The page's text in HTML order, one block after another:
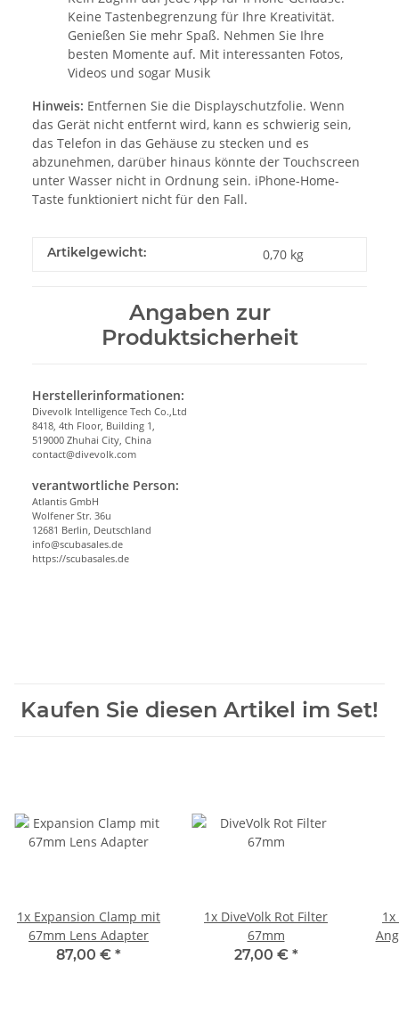
Keine Tastenbegrenzung für Ihre Kreativität.
Genießen Sie mehr Spaß. Nehmen Sie Ihre
besten Momente auf. Mit interessanten Fotos,
Videos und sogar Musik
Hinweis: Entfernen Sie die Displayschutzfolie. Wenn
das Gerät nicht entfernt wird, kann es schwierig sein,
das Telefon in das Gehäuse zu stecken und es
abzunehmen, darüber hinaus könnte der Touchscreen
unter Wasser nicht in Ordnung sein. iPhone-Home-
Taste funktioniert nicht für den Fall.
Artikelgewicht: 0,70 kg
Angaben zur
Produktsicherheit
Herstellerinformationen:
Divevolk Intelligence Tech Co.,Ltd
8418, 4th Floor, Building 1,
519000 Zhuhai City, China
contact@divevolk.com
verantwortliche Person:
Atlantis GmbH
Wolfener Str. 36u
12681 Berlin, Deutschland
info@scubasales.de
https://scubasales.de
Kaufen Sie diesen Artikel im Set!
1x Expansion Clamp mit
67mm Lens Adapter
87,00 € *
1x DiveVolk Rot Filter
67mm
27,00 € *
1x